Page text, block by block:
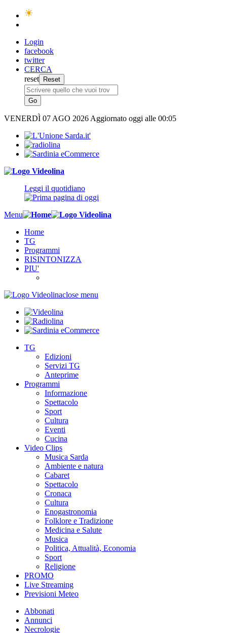
Login
facebook
twitter
CERCA
reset
VENERDÌ 07 AGO 2026 Aggiornato oggi alle 00:05
Leggi il quotidiano
Menu
Home
TG
Programmi
RISINTONIZZA
PIU'
close menu
TG
Edizioni
Servizi TG
Anteprime
Programmi
Informazione
Spettacolo
Sport
Cultura
Eventi
Cucina
Video Clips
Musica Sarda
Ambiente e natura
Cabaret
Spettacolo
Cronaca
Cultura
Enogastronomia
Folklore e Tradizione
Medicina e Salute
Musica
Politica, Attualità, Economia
Sport
Religione
PROMO
Live Streaming
Previsioni Meteo
Abbonati
Annunci
Necrologie